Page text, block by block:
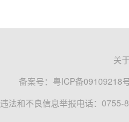
关
备案号： 粤ICP备09109218
违法和不良信息举报电话：0755-